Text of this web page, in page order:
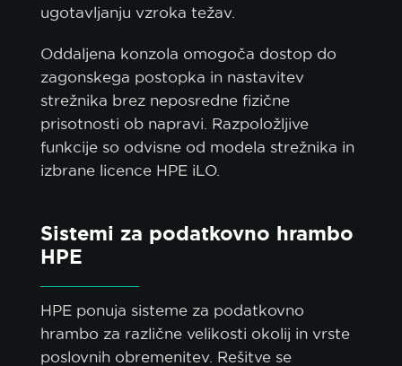
ugotavljanju vzroka težav.
Oddaljena konzola omogoča dostop do
zagonskega postopka in nastavitev
strežnika brez neposredne fizične
prisotnosti ob napravi. Razpoložljive
funkcije so odvisne od modela strežnika in
izbrane licence HPE iLO.
Sistemi za podatkovno hrambo
HPE
HPE ponuja sisteme za podatkovno
hrambo za različne velikosti okolij in vrste
poslovnih obremenitev. Rešitve se